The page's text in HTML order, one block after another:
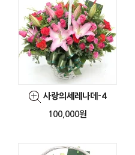
사랑의세레나데-4
100,000원